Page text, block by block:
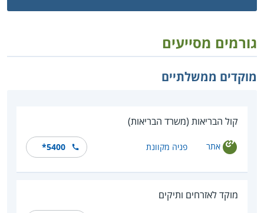
גורמים מסייעים
מוקדים ממשלתיים
קול הבריאות (משרד הבריאות)
אתר פניה מקוונת *5400
מוקד לאזרחים ותיקים